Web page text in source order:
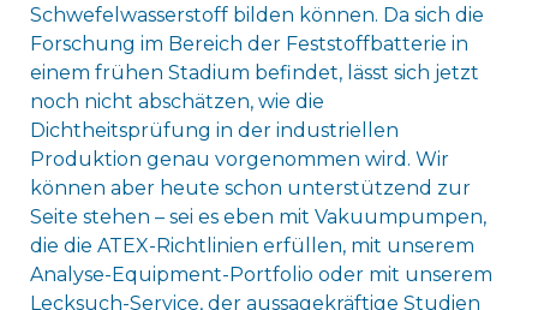
Schwefelwasserstoff bilden können. Da sich die
Forschung im Bereich der Feststoffbatterie in
einem frühen Stadium befindet, lässt sich jetzt
noch nicht abschätzen, wie die
Dichtheitsprüfung in der industriellen
Produktion genau vorgenommen wird. Wir
können aber heute schon unterstützend zur
Seite stehen – sei es eben mit Vakuumpumpen,
die die ATEX-Richtlinien erfüllen, mit unserem
Analyse-Equipment-Portfolio oder mit unserem
Lecksuch-Service, der aussagekräftige Studien